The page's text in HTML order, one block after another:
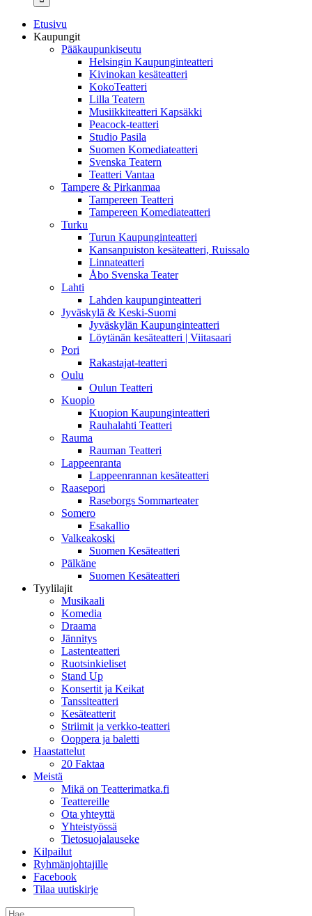
Etusivu
Kaupungit
Pääkaupunkiseutu
Helsingin Kaupunginteatteri
Kivinokan kesäteatteri
KokoTeatteri
Lilla Teatern
Musiikkiteatteri Kapsäkki
Peacock-teatteri
Studio Pasila
Suomen Komediateatteri
Svenska Teatern
Teatteri Vantaa
Tampere & Pirkanmaa
Tampereen Teatteri
Tampereen Komediateatteri
Turku
Turun Kaupunginteatteri
Kansanpuiston kesäteatteri, Ruissalo
Linnateatteri
Åbo Svenska Teater
Lahti
Lahden kaupunginteatteri
Jyväskylä & Keski-Suomi
Jyväskylän Kaupunginteatteri
Löytänän kesäteatteri | Viitasaari
Pori
Rakastajat-teatteri
Oulu
Oulun Teatteri
Kuopio
Kuopion Kaupunginteatteri
Rauhalahti Teatteri
Rauma
Rauman Teatteri
Lappeenranta
Lappeenrannan kesäteatteri
Raasepori
Raseborgs Sommarteater
Somero
Esakallio
Valkeakoski
Suomen Kesäteatteri
Pälkäne
Suomen Kesäteatteri
Tyylilajit
Musikaali
Komedia
Draama
Jännitys
Lastenteatteri
Ruotsinkieliset
Stand Up
Konsertit ja Keikat
Tanssiteatteri
Kesäteatterit
Striimit ja verkko-teatteri
Ooppera ja baletti
Haastattelut
20 Faktaa
Meistä
Mikä on Teatterimatka.fi
Teattereille
Ota yhteyttä
Yhteistyössä
Tietosuojalauseke
Kilpailut
Ryhmänjohtajille
Facebook
Tilaa uutiskirje
Etsi